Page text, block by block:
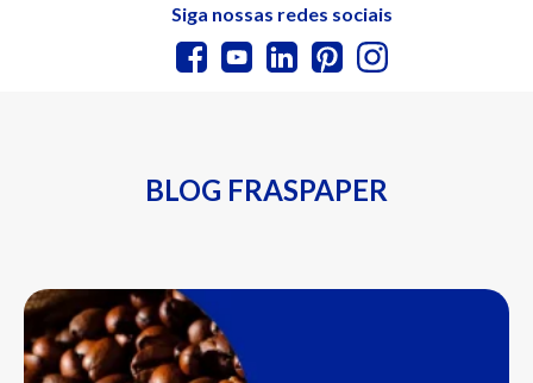
Siga nossas redes sociais
BLOG FRASPAPER